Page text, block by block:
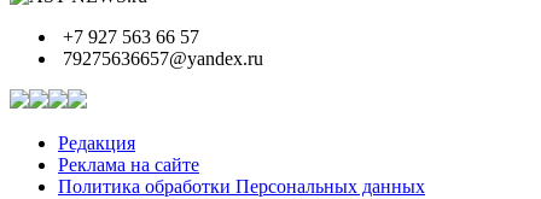
+7 927 563 66 57
79275636657@yandex.ru
Редакция
Реклама на сайте
Политика обработки Персональных данных